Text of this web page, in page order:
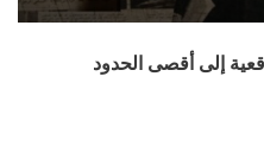
إلى أقصى الحدود